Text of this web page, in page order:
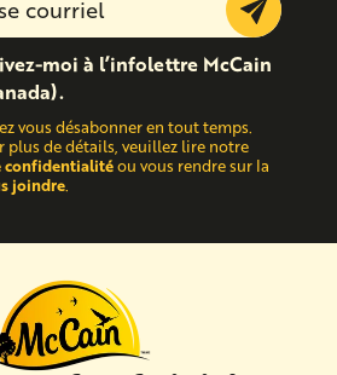
Submit
moi à l’infolettre McCain
vous désabonner en tout temps.
plus de détails, veuillez lire notre
confidentialitéou vous rendre sur la
joindre.